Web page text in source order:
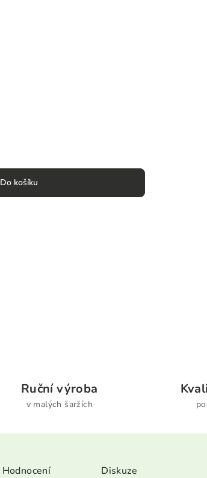
Do košíku
Ruční výroba
v malých šaržích
Hodnocení Diskuze